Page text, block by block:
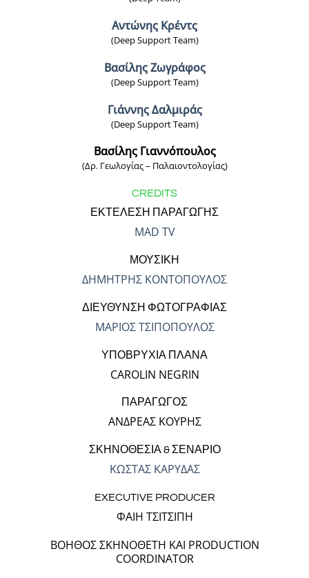
Αντώνης Κρέντς
(Deep Support Team)
Βασίλης Ζωγράφος
(Deep Support Team)
Γιάννης Δαλμιράς
(Deep Support Team)
Βασίλης Γιαννόπουλος
(Δρ. Γεωλογίας – Παλαιοντολογίας)
CREDITS
ΕΚΤΕΛΕΣΗ ΠΑΡΑΓΩΓΗΣ
MAD TV
ΜΟΥΣΙΚΗ
ΔΗΜΗΤΡΗΣ ΚΟΝΤΟΠΟΥΛΟΣ
ΔΙΕΥΘΥΝΣΗ ΦΩΤΟΓΡΑΦΙΑΣ
ΜΑΡΙΟΣ ΤΣΙΠΟΠΟΥΛΟΣ
ΥΠΟΒΡΥΧΙΑ ΠΛΑΝΑ
CAROLIN NEGRIN
ΠΑΡΑΓΩΓΟΣ
ΑΝΔΡΕΑΣ ΚΟΥΡΗΣ
ΣΚΗΝΟΘΕΣΙΑ & ΣΕΝΑΡΙΟ
ΚΩΣΤΑΣ ΚΑΡΥΔΑΣ
EXECUTIVE PRODUCER
ΦΑΙΗ ΤΣΙΤΣΙΠΗ
ΒΟΗΘΟΣ ΣΚΗΝΟΘΕΤΗ ΚΑΙ PRODUCTION
COORDINATOR